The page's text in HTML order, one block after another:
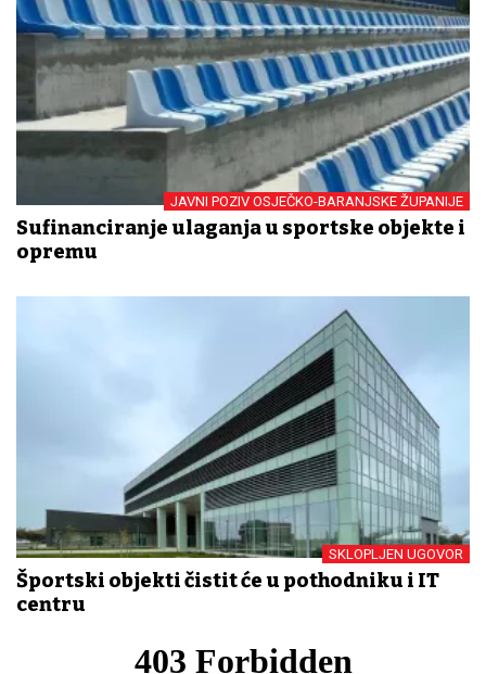
JAVNI POZIV OSJEČKO-BARANJSKE ŽUPANIJE
Sufinanciranje ulaganja u sportske objekte i
opremu
SKLOPLJEN UGOVOR
Športski objekti čistit će u pothodniku i IT
centru